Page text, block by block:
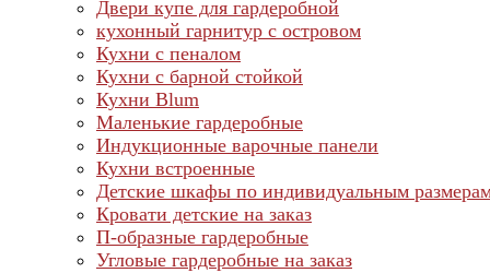
Двери купе для гардеробной
кухонный гарнитур с островом
Кухни с пеналом
Кухни с барной стойкой
Кухни Blum
Маленькие гардеробные
Индукционные варочные панели
Кухни встроенные
Детские шкафы по индивидуальным
Кровати детские на заказ
П-образные гардеробные
Угловые гардеробные на заказ